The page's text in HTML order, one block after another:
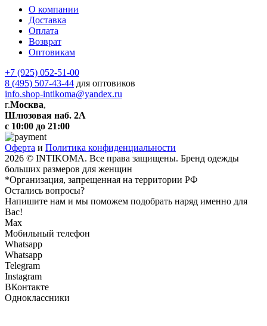
О компании
Доставка
Оплата
Возврат
Оптовикам
+7 (925) 052-51-00
8 (495) 507-43-44 для оптовиков
info.shop-intikoma@yandex.ru
г.Москва,
Шлюзовая наб. 2А
с 10:00 до 21:00
Оферта и Политика конфиденциальности
2026 © INTIKOMA. Все права защищены. Бренд одежды
больших размеров для женщин
*Организация, запрещенная на территории РФ
Остались вопросы?
Напишите нам и мы поможем подобрать наряд именно для
Вас!
Max
Мобильный телефон
Whatsapp
Whatsapp
Telegram
Instagram
ВКонтакте
Одноклассники